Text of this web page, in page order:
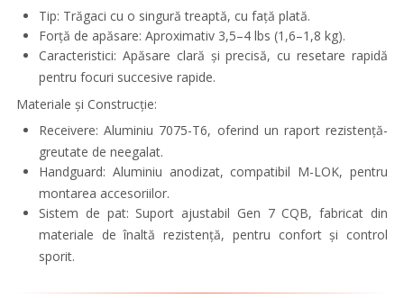
Tip: Trăgaci cu o singură treaptă, cu față plată.
Forță de apăsare: Aproximativ 3,5–4 lbs (1,6–1,8 kg).
Caracteristici: Apăsare clară și precisă, cu resetare rapidă
pentru focuri succesive rapide.
Materiale și Construcție:
Receivere: Aluminiu 7075-T6, oferind un raport rezistență-
greutate de neegalat.
Handguard: Aluminiu anodizat, compatibil M-LOK, pentru
montarea accesoriilor.
Sistem de pat: Suport ajustabil Gen 7 CQB, fabricat din
materiale de înaltă rezistență, pentru confort și control
sporit.